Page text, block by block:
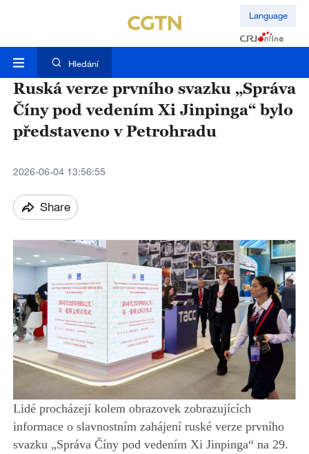
Language
Hledání
Ruská verze prvního svazku „Správa
Číny pod vedením Xi Jinpinga“ bylo
představeno v Petrohradu
2026-06-04 13:56:55
Share
Lidé procházejí kolem obrazovek zobrazujících
informace o slavnostním zahájení ruské verze prvního
svazku „Správa Číny pod vedením Xi Jinpinga“ na 29.